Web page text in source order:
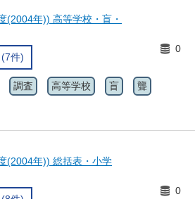
(2004年)) 高等学校・盲・
件)
0
調査 高等学校 盲 聾
(2004年)) 総括表・小学
0